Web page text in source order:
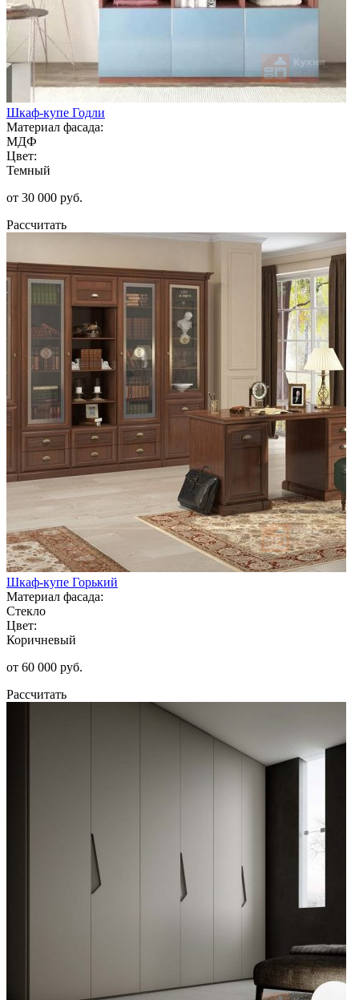
Шкаф-купе Годли
Материал фасада:
МДФ
Цвет:
Темный
от 30 000 руб.
Рассчитать
Шкаф-купе Горький
Материал фасада:
Стекло
Цвет:
Коричневый
от 60 000 руб.
Рассчитать